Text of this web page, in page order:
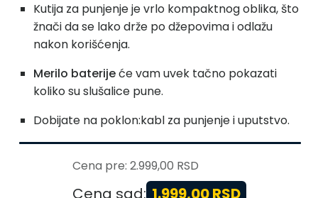
Kutija za punjenje je vrlo kompaktnog oblika, što
žnači da se lako drže po džepovima i odlažu
nakon korišćenja.
Merilo baterijeće vam uvek tačno pokazati
koliko su slušalice pune.
Dobijate na poklon:kabl za punjenje i uputstvo.
Cena pre: 2.999,00 RSD
Cena sad: 1.999,00 RSD